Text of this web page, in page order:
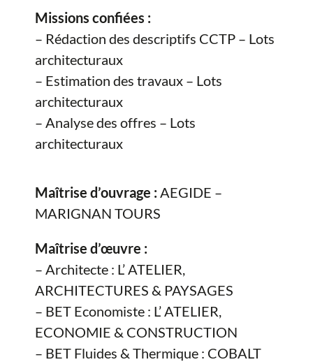
Missions confiées :
– Rédaction des descriptifs CCTP – Lots
architecturaux
– Estimation des travaux – Lots
architecturaux
– Analyse des offres – Lots
architecturaux
Maîtrise d’ouvrage :AEGIDE –
MARIGNAN TOURS
Maîtrise d’œuvre :
– Architecte : L’ ATELIER,
ARCHITECTURES & PAYSAGES
– BET Economiste : L’ ATELIER,
ECONOMIE & CONSTRUCTION
– BET Fluides & Thermique : COBALT